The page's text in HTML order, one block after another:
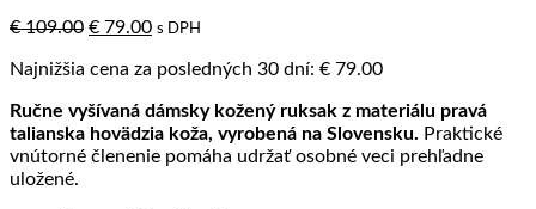
€109.00 Pôvodná
bola:
€ 79.00Aktuálna
je:
s DPH
Najnižšia cena za posledných 30 dní: € 79.00
Ručne vyšívaná dámsky kožený ruksak z materiálu pravá
talianska hovädzia koža, vyrobená na Slovensku. Praktické
vnútorné členenie pomáha udržať osobné veci prehľadne
uložené.